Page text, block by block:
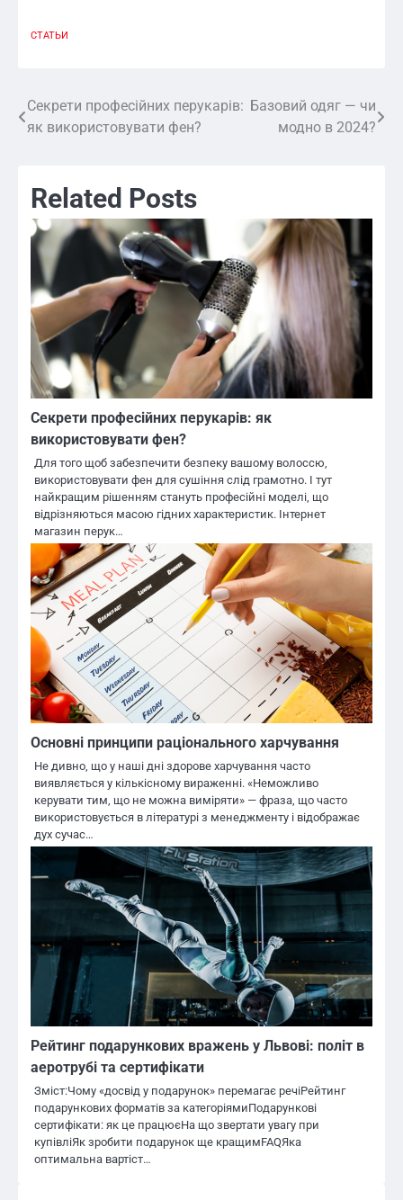
СТАТЬИ
Навигация
Секрети професійних перукарів:
як використовувати фен?
Базовий одяг — чи
модно в 2024?
Related Posts
Секрети професійних перукарів: як
використовувати фен?
Для того щоб забезпечити безпеку вашому волоссю,
використовувати фен для сушіння слід грамотно. І тут
найкращим рішенням стануть професійні моделі, що
відрізняються масою гідних характеристик. Інтернет
магазин перук…
Основні принципи раціонального харчування
Не дивно, що у наші дні здорове харчування часто
виявляється у кількісному вираженні. «Неможливо
керувати тим, що не можна виміряти» — фраза, що часто
використовується в літературі з менеджменту і відображає
дух сучас…
Рейтинг подарункових вражень у Львові: політ в
аеротрубі та сертифікати
Зміст:Чому «досвід у подарунок» перемагає речіРейтинг
подарункових форматів за категоріямиПодарункові
сертифікати: як це працюєНа що звертати увагу при
купівліЯк зробити подарунок ще кращимFAQЯка
оптимальна вартіст…